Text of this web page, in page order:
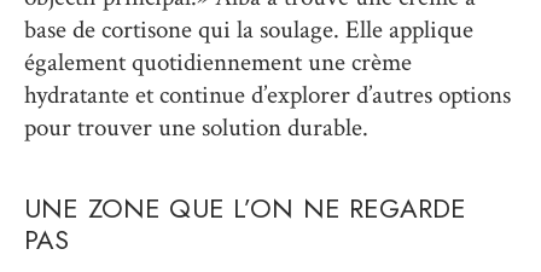
base de cortisone qui la soulage. Elle applique
également quotidiennement une crème
hydratante et continue d’explorer d’autres options
pour trouver une solution durable.
UNE ZONE QUE L’ON NE REGARDE
PAS